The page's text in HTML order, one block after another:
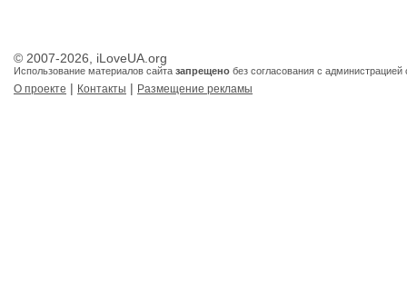
© 2007-2026, iLoveUA.org
Использование материалов сайта запрещено без согласования с администрацией
О проекте | Контакты | Размещение рекламы